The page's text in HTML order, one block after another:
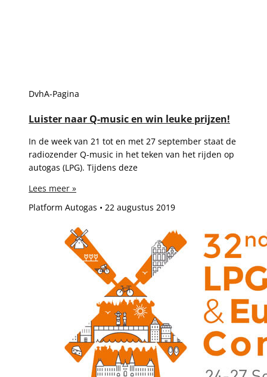
DvhA-Pagina
Luister naar Q-music en win leuke prijzen!
In de week van 21 tot en met 27 september staat de
radiozender Q-music in het teken van het rijden op
autogas (LPG). Tijdens deze
Lees meer »
Platform Autogas
22 augustus 2019